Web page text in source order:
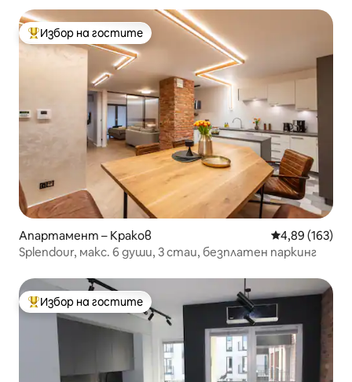
Най-популярен избор на гостите
Избор на гостите
Апартамент – Краков Средна
4,89 (163)
Splendour, макс. 6 души, 3 стаи, безплатен паркинг
Най-популярен избор на гостите
Избор на гостите